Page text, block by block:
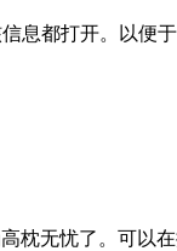
息都打开。以
无忧了。可以